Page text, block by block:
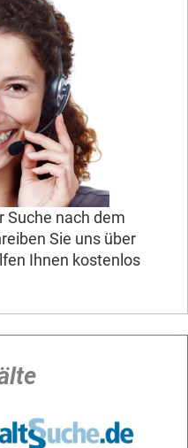
Suche nach dem
Sie uns über
Ihnen kostenlos